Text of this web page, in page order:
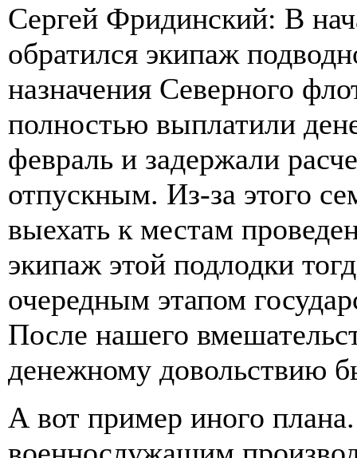
Сергей Фридинский: В
обратился экипаж
назначения Северного
полностью выплатили
февраль и задержали
отпускным. Из-за этого
выехать к местам
экипаж этой подлодки
очередным этапом
После нашего
денежному довольствию
А вот пример иного